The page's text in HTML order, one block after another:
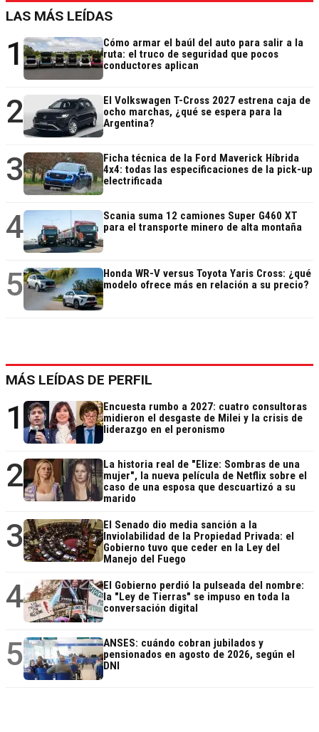
LAS MÁS LEÍDAS
1
Cómo armar el baúl del auto para salir a la
ruta: el truco de seguridad que pocos
conductores aplican
2
El Volkswagen T-Cross 2027 estrena caja de
ocho marchas, ¿qué se espera para la
Argentina?
3
Ficha técnica de la Ford Maverick Híbrida
4x4: todas las especificaciones de la pick-up
electrificada
4
Scania suma 12 camiones Super G460 XT
para el transporte minero de alta montaña
5
Honda WR-V versus Toyota Yaris Cross: ¿qué
modelo ofrece más en relación a su precio?
MÁS LEÍDAS DE PERFIL
1
Encuesta rumbo a 2027: cuatro consultoras
midieron el desgaste de Milei y la crisis de
liderazgo en el peronismo
2
La historia real de "Elize: Sombras de una
mujer", la nueva película de Netflix sobre el
caso de una esposa que descuartizó a su
marido
3
El Senado dio media sanción a la
Inviolabilidad de la Propiedad Privada: el
Gobierno tuvo que ceder en la Ley del
Manejo del Fuego
4
El Gobierno perdió la pulseada del nombre:
la "Ley de Tierras" se impuso en toda la
conversación digital
5
ANSES: cuándo cobran jubilados y
pensionados en agosto de 2026, según el
DNI